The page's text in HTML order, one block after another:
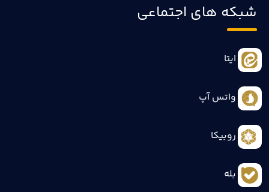
شبکه های اجتماعی
ایتا
واتس آپ
روبیکا
بله